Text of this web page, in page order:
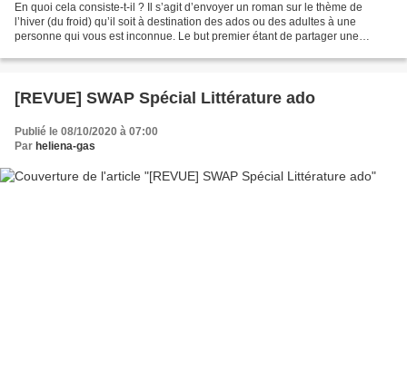
En quoi cela consiste-t-il ? Il s’agit d’envoyer un roman sur le thème de
l’hiver (du froid) qu’il soit à destination des ados ou des adultes à une
personne qui vous est inconnue. Le but premier étant de partager une
[REVUE] SWAP Spécial Littérature ado
Publié le 08/10/2020 à 07:00
Par heliena-gas